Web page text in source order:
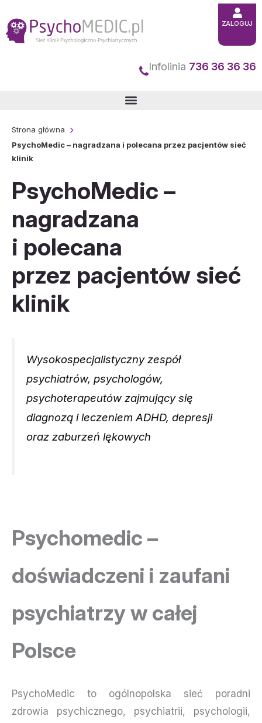
do
treści
Infolinia 736 36 36 36
ZALOGUJ
Strona główna
PsychoMedic – nagradzana i polecana przez pacjentów sieć
klinik
PsychoMedic –
nagradzana
i polecana
przez pacjentów sieć
klinik
Wysokospecjalistyczny zespół
psychiatrów, psychologów,
psychoterapeutów zajmujący się
diagnozą i leczeniem ADHD, depresji
oraz zaburzeń lękowych
Psychomedic –
doświadczeni i zaufani
psychiatrzy w całej
Polsce
PsychoMedic to ogólnopolska sieć poradni
zdrowia psychicznego, psychiatrii, psychologii,